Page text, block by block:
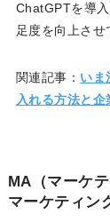
ChatGPTを導
足度を向上させ
関連記事： いま
入れる方法と企
MA（マーケ
マーケティン